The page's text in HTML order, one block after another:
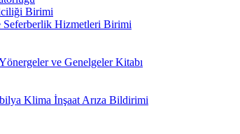
Birimi
Seferberlik Hizmetleri Birimi
ve Genelgeler Kitabı
Klima İnşaat Arıza Bildirimi